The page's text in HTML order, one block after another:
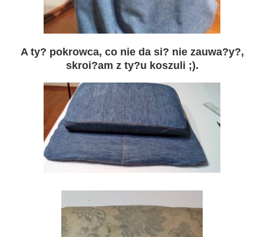
A ty? pokrowca, co nie da si? nie zauwa?y?,
skroi?am z ty?u koszuli ;).